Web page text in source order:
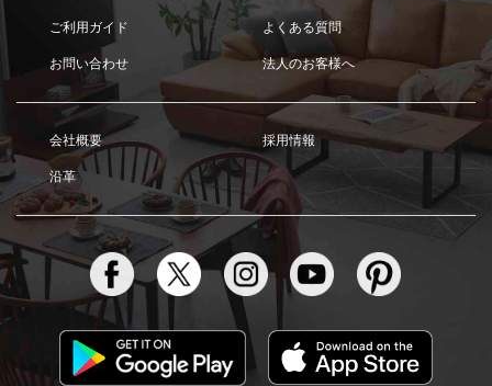
ご利用ガイド よくある質問
お問い合わせ 法人のお客様へ
会社概要 採用情報
沿革